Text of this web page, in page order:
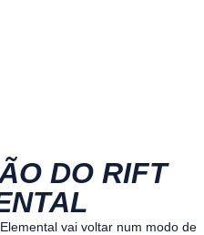
DO RIFT
vai voltar num modo de